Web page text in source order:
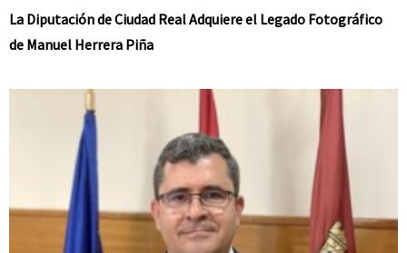
La Diputación de Ciudad Real Adquiere el Legado Fotográfico
de Manuel Herrera Piña